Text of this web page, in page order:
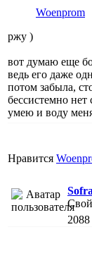
Woenprom
ржу )
вот думаю еще
ведь его даже
потом забыла,
бессистемно нет
умею и воду
Нравится
Sofra
2088